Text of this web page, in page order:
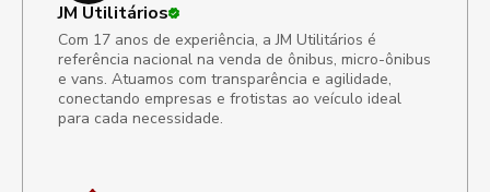
JM Utilitários
Com 17 anos de experiência, a JM Utilitários é
referência nacional na venda de ônibus, micro-ônibus
e vans. Atuamos com transparência e agilidade,
conectando empresas e frotistas ao veículo ideal
para cada necessidade.